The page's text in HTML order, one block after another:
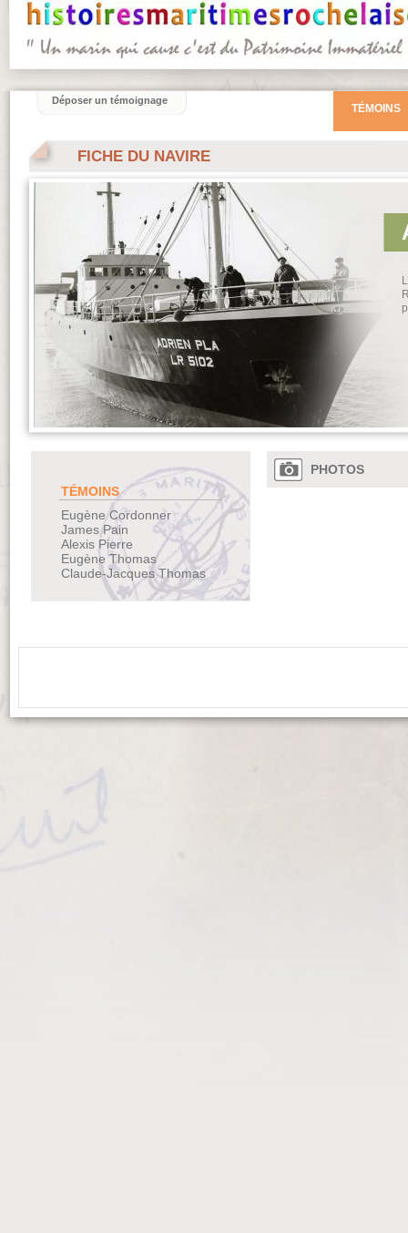
FICHE DU NAVIRE
TÉMOINS
Eugène Cordonner
James Pain
Alexis Pierre
Eugène Thomas
Claude-Jacques Thomas
PHOTOS
TÉMOINS
Déposer un témoignage